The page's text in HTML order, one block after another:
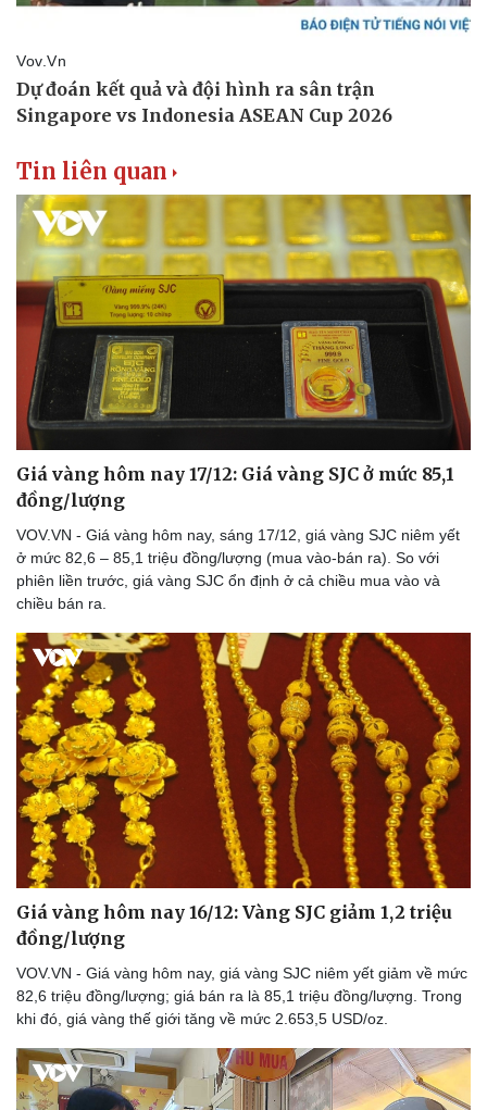
Thể thao
Bóng đá
Lịch thi đấu bóng đá
Thế giới thể thao
eSports
Hậu trường
Ô tô - Xe máy
Ô tô
Tư vấn
Tin liên quan
Giá vàng hôm nay 17/12: Giá vàng SJC ở mức 85,1
đồng/lượng
VOV.VN - Giá vàng hôm nay, sáng 17/12, giá vàng SJC niêm yết
ở mức 82,6 – 85,1 triệu đồng/lượng (mua vào-bán ra). So với
phiên liền trước, giá vàng SJC ổn định ở cả chiều mua vào và
chiều bán ra.
Giá vàng hôm nay 16/12: Vàng SJC giảm 1,2 triệu
đồng/lượng
VOV.VN - Giá vàng hôm nay, giá vàng SJC niêm yết giảm về mức
82,6 triệu đồng/lượng; giá bán ra là 85,1 triệu đồng/lượng. Trong
khi đó, giá vàng thế giới tăng về mức 2.653,5 USD/oz.